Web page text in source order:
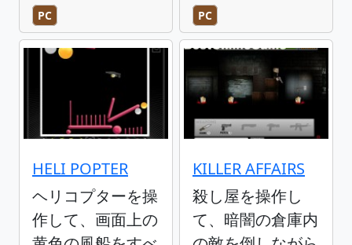
PC PC
HELI POPTER
ヘリコプターを操
作して、画面上の
KILLER AFFAIRS
殺し屋を操作し
て、暗闇の倉庫内